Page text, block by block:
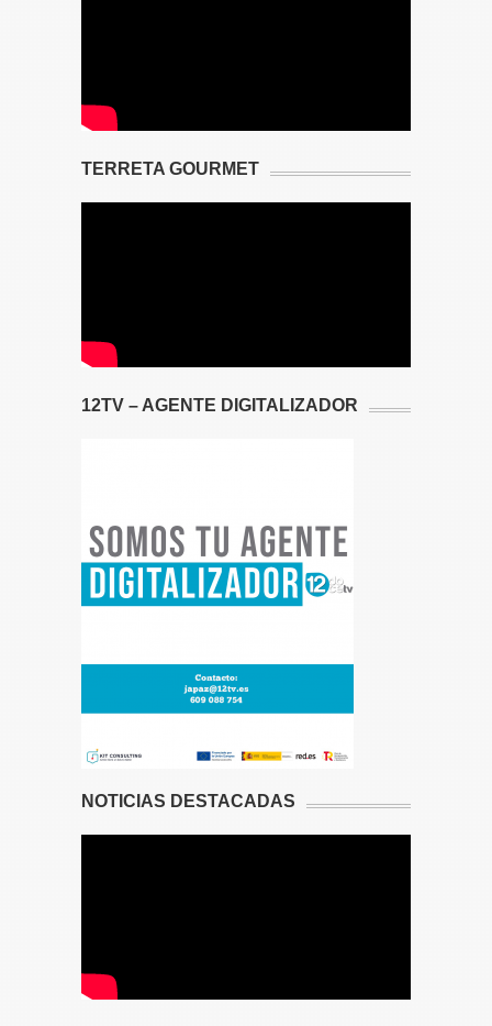
TERRETA GOURMET
12TV – AGENTE DIGITALIZADOR
NOTICIAS DESTACADAS